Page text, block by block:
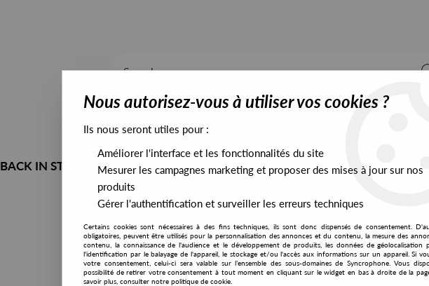
BACK IN STOCK ALL STOCK EXCLUSIVES PRESALES EXCLUSIVES
Nous autorisez-vous à utiliser vos cookies ?
Ils nous seront utiles pour :
Améliorer l'interface et les fonctionnalités du site
Mesurer les campagnes marketing et proposer des mises à jour sur nos
produits
Gérer l'authentification et surveiller les erreurs techniques
Certains cookies sont nécessaires à des fins techniques, ils sont donc dispensés de consentement.
obligatoires, peuvent être utilisés pour la personnalisation des annonces et du contenu, la mesure des
contenu, la connaissance de l'audience et le développement de produits, les données de géolocalisation
l'identification par le balayage de l'appareil, le stockage et/ou l'accès aux informations sur un appareil. Si
votre consentement, celui-ci sera valable sur l’ensemble des sous-domaines de Syncrophone. Vous
possibilité de retirer votre consentement à tout moment en cliquant sur le widget en bas à droite de la
savoir plus, consulter notre politique de cookie.